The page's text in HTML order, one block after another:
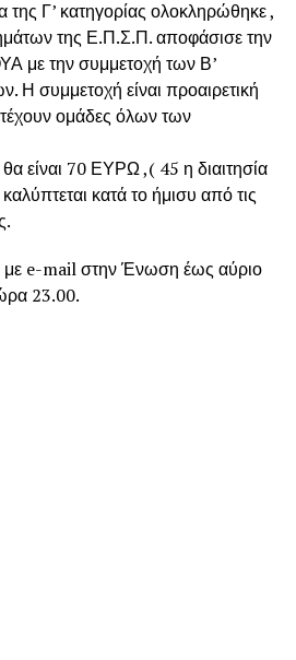
Γ’ κατηγορίας ολοκληρώθηκε ,
της Ε.Π.Σ.Π. αποφάσισε την
με την συμμετοχή των Β’
Η συμμετοχή είναι προαιρετική
ομάδες όλων των
είναι 70 ΕΥΡΩ ,( 45 η διαιτησία
κατά το ήμισυ από τις
με e-mail στην Ένωση έως αύριο
23.00.